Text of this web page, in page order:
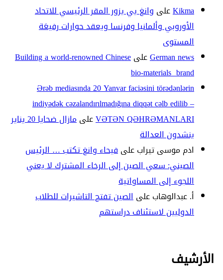
Kikmaعلى وانغ يي يزور المقر الرئيسي للاتحاد
الأوروبي وألمانيا وفرنسا ويعقد حوارات رفيعَة
المستوى
German newsعلىBuilding a world-renowned Chinese
bio-materials brand
Ərəb mediasında 20 Yanvar faciəsini törədənlərin
indiyədək cəzalandırılmadığına diqqət cəlb edilib –
VƏTƏN QƏHRƏMANLARIعلى
مازال ضحايا 20 يناير
ينشدون العدالة
ادم موسى تيرابعلىفيحاء وانغ تكتب … الرئيس
الصيني: سعي الصين إلى الرخاء المشترك لا يعني
اللجوء إلى المساواتية
أ. عبدالوهابعلىالصين تفتح التاشيرات للطلاب
الدوليين لاستئناف دراستهم
الأرشيف